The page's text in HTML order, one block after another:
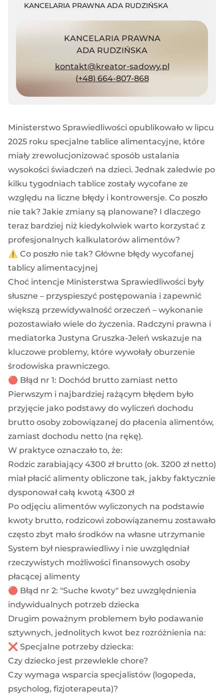
KANCELARIA PRAWNA ADA RUDZIŃSKA
KANCELARIA PRAWNA
ADA RUDZIŃSKA
kontakt@kreator-sadowy.pl
(+48) 664-807-868
Ministerstwo Sprawiedliwości opublikowało w lipcu
2025 roku specjalne tablice alimentacyjne, które
miały zrewolucjonizować sposób ustalania
wysokości świadczeń na dzieci. Jednak zaledwie po
kilku tygodniach tablice zostały wycofane ze
względu na liczne błędy i kontrowersje. Co poszło
nie tak? Jakie zmiany są planowane? I dlaczego
teraz bardziej niż kiedykolwiek warto korzystać z
profesjonalnych kalkulatorów alimentów?
⚠️ Co poszło nie tak? Główne błędy wycofanej
tablicy alimentacyjnej
Choć intencje Ministerstwa Sprawiedliwości były
słuszne – przyspieszyć postępowania i zapewnić
większą przewidywalność orzeczeń – wykonanie
pozostawiało wiele do życzenia. Radczyni prawna i
mediatorka Justyna Gruszka-Jeleń wskazuje na
kluczowe problemy, które wywołały oburzenie
środowiska prawniczego.
🔴 Błąd nr 1: Dochód brutto zamiast netto
Pierwszym i najbardziej rażącym błędem było
przyjęcie jako podstawy do wyliczeń dochodu
brutto osoby zobowiązanej do płacenia alimentów,
zamiast dochodu netto (na rękę).
W praktyce oznaczało to, że:
Rodzic zarabiający 4300 zł brutto (ok. 3200 zł netto)
miał płacić alimenty obliczone tak, jakby faktycznie
dysponował całą kwotą 4300 zł
Po odjęciu alimentów wyliczonych na podstawie
kwoty brutto, rodzicowi zobowiązanemu zostawało
często zbyt mało środków na własne utrzymanie
System był niesprawiedliwy i nie uwzględniał
rzeczywistych możliwości finansowych osoby
płacącej alimenty
🔴 Błąd nr 2: "Suche kwoty" bez uwzględnienia
indywidualnych potrzeb dziecka
Drugim poważnym problemem było podawanie
sztywnych, jednolitych kwot bez rozróżnienia na:
❌ Specjalne potrzeby dziecka:
Czy dziecko jest przewlekle chore?
Czy wymaga wsparcia specjalistów (logopeda,
psycholog, fizjoterapeuta)?